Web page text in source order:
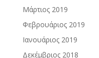
Μάρτιος 2019
Φεβρουάριος 2019
Ιανουάριος 2019
Δεκέμβριος 2018